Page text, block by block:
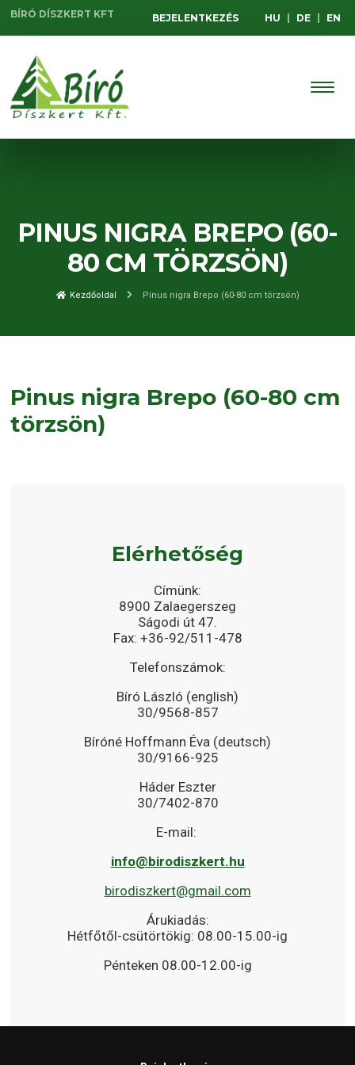
BÍRÓ DÍSZKERT KFT BEJELENTKEZÉS HU DE EN
PINUS NIGRA BREPO (60-
80 CM TÖRZSÖN)
Kezdőoldal Pinus nigra Brepo (60-80 cm törzsön)
Pinus nigra Brepo (60-80 cm
törzsön)
Elérhetőség
Címünk:
8900 Zalaegerszeg
Ságodi út 47.
Fax: +36-92/511-478
Telefonszámok:
Bíró László (english)
30/9568-857
Bíróné Hoffmann Éva (deutsch)
30/9166-925
Háder Eszter
30/7402-870
E-mail:
info@birodiszkert.hu
birodiszkert@gmail.com
Árukiadás:
Hétfőtől-csütörtökig: 08.00-15.00-ig
Pénteken 08.00-12.00-ig